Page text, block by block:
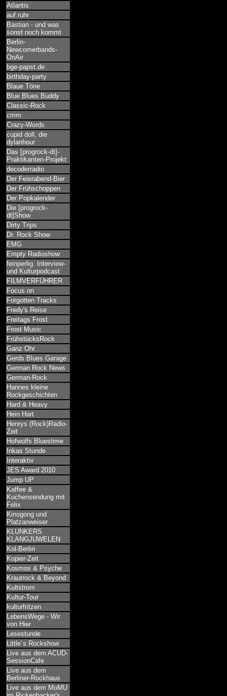
Atlantis
auf.ruhr
Bastian - und was
sonst noch kommt
Berlin-
Newcomerbands-
OnAir
bge-papst.de
birthday-party
Blaue Töne
Blue Blues Buddy
Classic-Rock
cmm
Crazy-Words
cupid doll, die
dylanhour
Das [progrock-dt]-
Praktikanten-Projekt
decoderradio
Der Feierabend-Bier
Der Frühschoppen
Der Popkalender
Die [progrock-
dt]Show
Dirty Trips
Dr. Rock Show
EMG
Empty Radioshow
feinperlig. Interview-
und Kulturpodcast
FILMVERFÜHRER
Focus on
Forgotten Tracks
Fredy's Reise
Freitags Frost
Frost Music
FrühstücksRock
Ganz Ohr
Gerds Blues Garage
German Rock News
German-Rock
Hannes kleine
Rockgeschichten
Hard & Heavy
Hein Hart
Henrys (Rock)Radio-
Zeit
Hofwolfs Bluestime
Inkas Stunde
Interaktiv
JES Award 2010
Jump UP
Kaffee &
Kuchensendung mit
Felix
Kinogong und
Platzanweiser
KLUNKERS
KLANGJUWELEN
Kol-Berlin
Kopier-Zeit
Kosmos & Psyche
Krautrock & Beyond
Kultstrom
Kultur-Tour
kulturfritzen
LebensWege - Wir
von Hier
Lesestunde
Little´s Rockshow
Live aus dem ACUD-
SessionCafe
Live aus dem
Berliner-Rockhaus
Live aus dem MoMU